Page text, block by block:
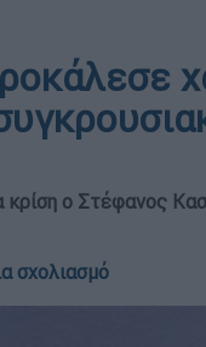
ο Στέφανος
σχολιασμό